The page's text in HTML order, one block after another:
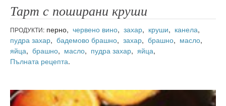
Тарт с поширани круши
ПРОДУКТИ: перно, червено вино, захар, круши, канела,
пудра захар, бадемово брашно, захар, брашно, масло,
яйца, брашно, масло, пудра захар, яйца,
Пълната рецепта.